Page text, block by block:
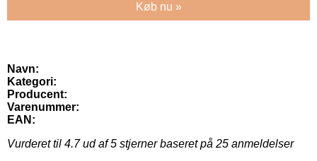
Køb nu »
Navn:
Kategori:
Producent:
Varenummer:
EAN:
Vurderet til 4.7ud af 5 stjerner baseret på 25 anmeldelser